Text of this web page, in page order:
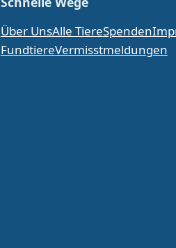
Über UnsAlle TiereSpenden
FundtiereVermisstmeldungen